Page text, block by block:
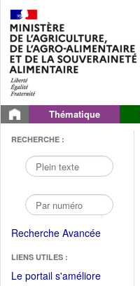
Thématique
RECHERCHE :
Recherche Avancée
LIENS UTILES :
Le portail s'améliore(Fichier